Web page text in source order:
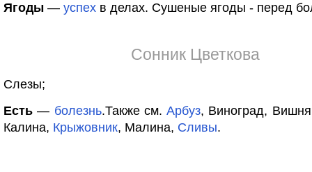
Ягоды — успех в делах. Сушеные ягоды - перед
Сонник Цветкова
Слезы;
Есть — болезнь.Также см.Арбуз, Виноград,
Калина, Крыжовник, Малина, Сливы.